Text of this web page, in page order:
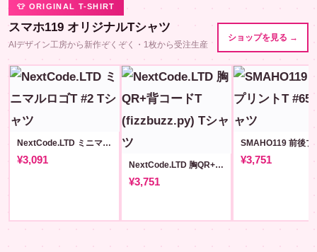
👕 ORIGINAL T-SHIRT
スマホ119 オリジナルTシャツ
AIデザイン工房から新作ぞくぞく・1枚から受注生産
ショップを見る →
NextCode.LTD ミニマルロゴT #2
¥3,091 NextCode.LTD 胸QR+背コードT (fizzbuzz.py)
¥3,751
¥3,751